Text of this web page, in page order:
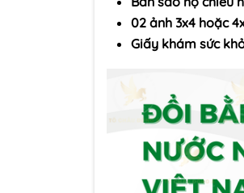
02 ảnh 3x4 hoặc
Giấy khám sức